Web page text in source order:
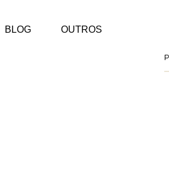
BLOG OUTROS